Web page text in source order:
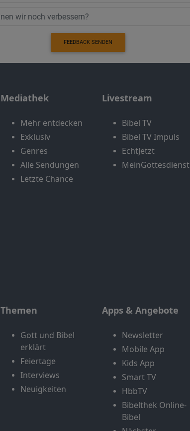
FEEDBACK SENDEN
Mediathek
Mehr entdecken
Exklusiv
Genres
Alle Sendungen
Letzte Chance
Livestream
Bibel TV
Bibel TV Impuls
EchtJetzt
MeinGottesdienst
Themen
Gott und Bibel
erklärt
Feiertage
Interviews
Neuigkeiten
Apps & Angebote
Newsletter
Mobile App
Kids App
Smart TV
HbbTV
Bibelthek Online-
Bibel